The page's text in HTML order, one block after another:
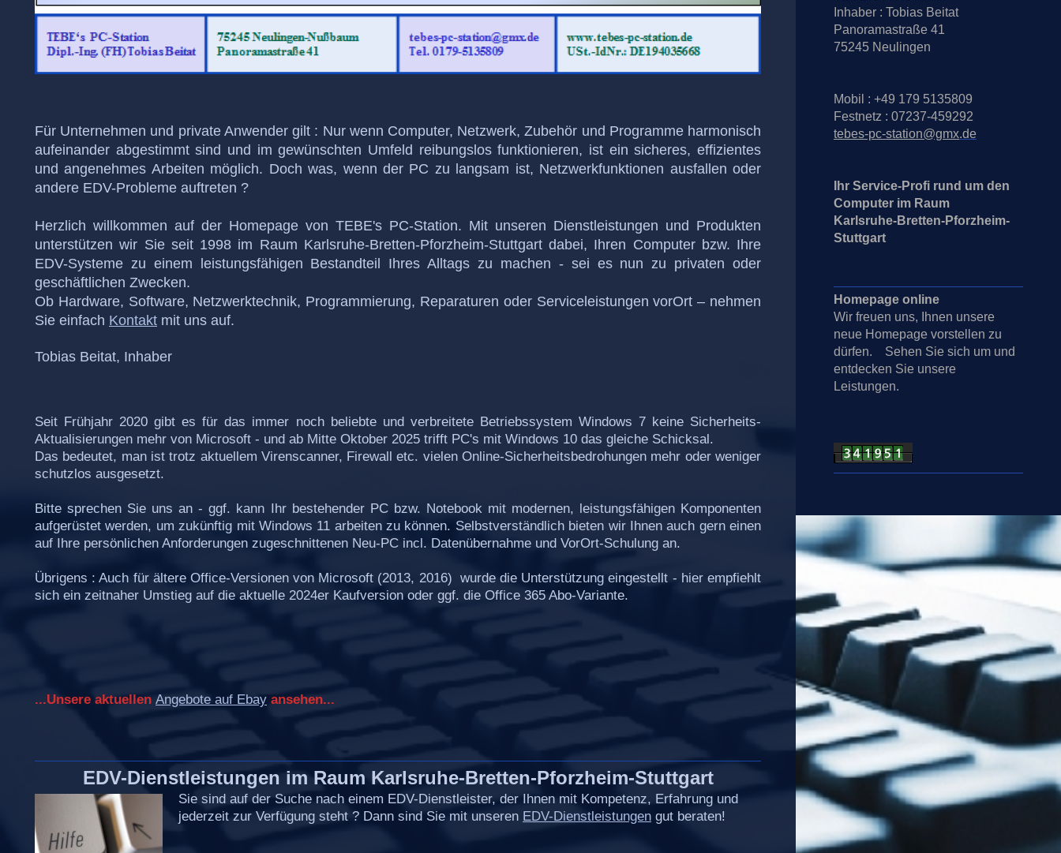
Für Unternehmen und private Anwender gilt : Nur wenn Computer, Netzwerk, Zubehör und Programme harmonisch
aufeinander abgestimmt sind und im gewünschten Umfeld reibungslos funktionieren, ist ein sicheres, effizientes
und angenehmes Arbeiten möglich. Doch was, wenn der PC zu langsam ist, Netzwerkfunktionen ausfallen oder
andere EDV-Probleme auftreten ?
Herzlich willkommen auf der Homepage von TEBE's PC-Station. Mit unseren Dienstleistungen und Produkten
unterstützen wir Sie seit 1998 im Raum Karlsruhe-Bretten-Pforzheim-Stuttgart dabei, Ihren Computer bzw. Ihre
EDV-Systeme zu einem leistungsfähigen Bestandteil Ihres Alltags zu machen - sei es nun zu privaten oder
geschäftlichen Zwecken.
Ob Hardware, Software, Netzwerktechnik, Programmierung, Reparaturen oder Serviceleistungen vorOrt – nehmen
Sie einfach Kontakt mit uns auf.
Tobias Beitat, Inhaber
Seit Frühjahr 2020 gibt es für das immer noch beliebte und verbreitete Betriebssystem Windows 7 keine Sicherheits-
Aktualisierungen mehr von Microsoft - und ab Mitte Oktober 2025 trifft PC's mit Windows 10 das gleiche Schicksal.
Das bedeutet, man ist trotz aktuellem Virenscanner, Firewall etc. vielen Online-Sicherheitsbedrohungen mehr oder weniger
schutzlos ausgesetzt.
Bitte sprechen Sie uns an - ggf. kann Ihr bestehender PC bzw. Notebook mit modernen, leistungsfähigen Komponenten
aufgerüstet werden, um zukünftig mit Windows 11 arbeiten zu können. Selbstverständlich bieten wir Ihnen auch gern einen
auf Ihre persönlichen Anforderungen zugeschnittenen Neu-PC incl. Datenübernahme und VorOrt-Schulung an.
Übrigens : Auch für ältere Office-Versionen von Microsoft (2013, 2016) wurde die Unterstützung eingestellt - hier empfiehlt
sich ein zeitnaher Umstieg auf die aktuelle 2024er Kaufversion oder ggf. die Office 365 Abo-Variante.
...Unsere aktuellen Angebote auf Ebay ansehen...
EDV-Dienstleistungen im Raum Karlsruhe-Bretten-Pforzheim-Stuttgart
Sie sind auf der Suche nach einem EDV-Dienstleister, der Ihnen mit Kompetenz, Erfahrung und
jederzeit zur Verfügung steht ? Dann sind Sie mit unseren EDV-Dienstleistungen gut beraten!
Inhaber : Tobias Beitat
Panoramastraße 41
75245 Neulingen
Mobil : +49 179 5135809
Festnetz : 07237-459292
tebes-pc-station@gmx.de
Ihr Service-Profi rund um den
Computer im Raum
Karlsruhe-Bretten-Pforzheim-
Stuttgart
Homepage online
Wir freuen uns, Ihnen unsere
neue Homepage vorstellen zu
dürfen. Sehen Sie sich um und
entdecken Sie unsere
Leistungen.